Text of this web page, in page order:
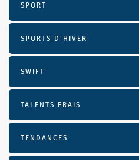
SPORT
SPORTS D'HIVER
SWIFT
TALENTS FRAIS
TENDANCES